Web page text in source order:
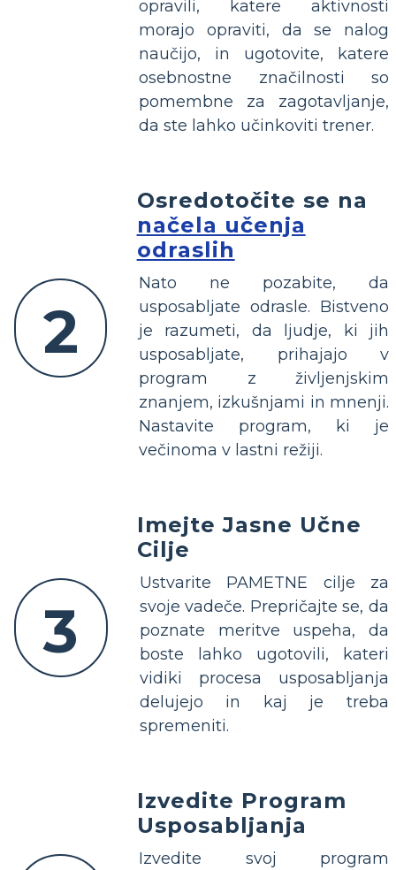
opravili, katere aktivnosti
morajo opraviti, da se nalog
naučijo, in ugotovite, katere
osebnostne značilnosti so
pomembne za zagotavljanje,
da ste lahko učinkoviti trener.
2
Osredotočite se na
načela učenja
odraslih
Nato ne pozabite, da
usposabljate odrasle. Bistveno
je razumeti, da ljudje, ki jih
usposabljate, prihajajo v
program z življenjskim
znanjem, izkušnjami in mnenji.
Nastavite program, ki je
večinoma v lastni režiji.
3
Imejte Jasne Učne
Cilje
Ustvarite PAMETNE cilje za
svoje vadeče. Prepričajte se, da
poznate meritve uspeha, da
boste lahko ugotovili, kateri
vidiki procesa usposabljanja
delujejo in kaj je treba
spremeniti.
Izvedite Program
Usposabljanja
Izvedite svoj program